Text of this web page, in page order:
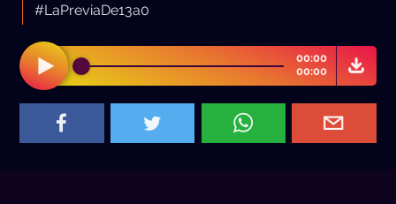
#LaPreviaDe13a0
00:00
00:00